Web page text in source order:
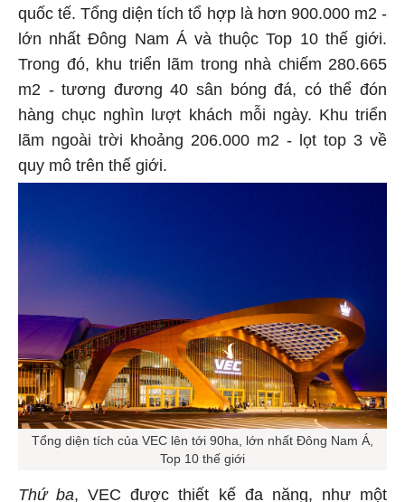
quốc tế. Tổng diện tích tổ hợp là hơn 900.000 m2 -
lớn nhất Đông Nam Á và thuộc Top 10 thế giới.
Trong đó, khu triển lãm trong nhà chiếm 280.665
m2 - tương đương 40 sân bóng đá, có thể đón
hàng chục nghìn lượt khách mỗi ngày. Khu triển
lãm ngoài trời khoảng 206.000 m2 - lọt top 3 về
quy mô trên thế giới.
Tổng diện tích của VEC lên tới 90ha, lớn nhất Đông Nam Á,
Top 10 thế giới
Thứ ba , VEC được thiết kế đa năng, như một